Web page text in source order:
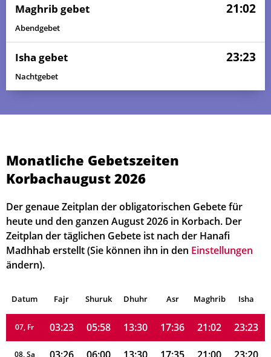
Maghrib gebet 21:02
Abendgebet
Isha gebet 23:23
Nachtgebet
Monatliche Gebetszeiten
Korbachaugust 2026
Der genaue Zeitplan der obligatorischen Gebete für
heute und den ganzen August 2026 in Korbach. Der
Zeitplan der täglichen Gebete ist nach der Hanafi
Madhhab erstellt (Sie können ihn in den Einstellungen
ändern).
Datum Fajr Shuruk Dhuhr Asr Maghrib Isha
01, Sa 03:14 05:49 13:31 17:40
05:51
03, Mo 03:15 05:52 13:31 17:39 21:09 23:37
04, Di 03:16 05:54 13:31 17:38 21:07 23:34
06, Do 03:19 05:57 13:30 17:36 21:03 23:27
07, Fr 03:23 05:58 13:30 17:36 21:02 23:23
08, Sa